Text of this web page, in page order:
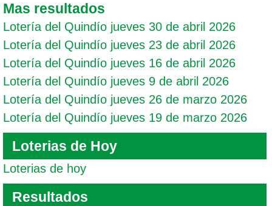
Mas resultados
Lotería del Quindío jueves 30 de abril 2026
Lotería del Quindío jueves 23 de abril 2026
Lotería del Quindío jueves 16 de abril 2026
Lotería del Quindío jueves 9 de abril 2026
Lotería del Quindío jueves 26 de marzo 2026
Lotería del Quindío jueves 19 de marzo 2026
Loterias de Hoy
Loterias de hoy
Resultados